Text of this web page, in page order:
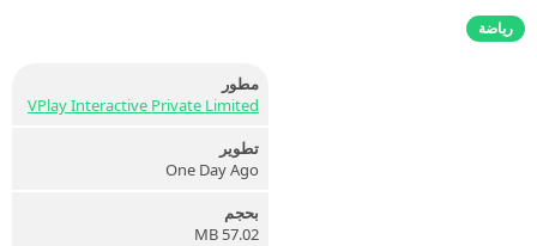
رياضة
مطور
VPlay Interactive Private Limited
تطوير
One Day Ago
بحجم
57.02 MB